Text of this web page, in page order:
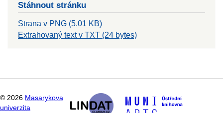
Stáhnout stránku
Strana v PNG (5.01 KB)
Extrahovaný text v TXT (24 bytes)
© 2026 Masarykova
univerzita